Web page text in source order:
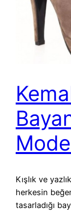
Kışlık ve
herkesin
tasarladığı